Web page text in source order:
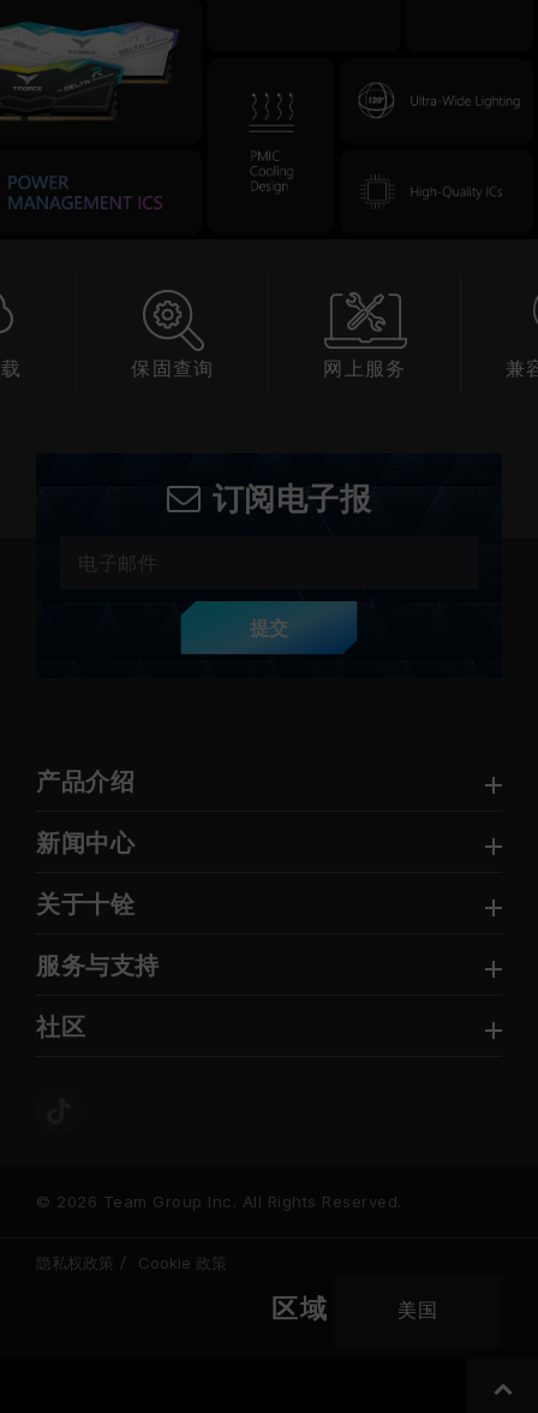
保固查询 网上服务 兼
订阅电子报
提交
产品介绍
新闻中心
关于十铨
服务与支持
社区
© 2026 Team Group Inc. All Rights Reserved.
隐私权政策 Cookie 政策
区域 美国